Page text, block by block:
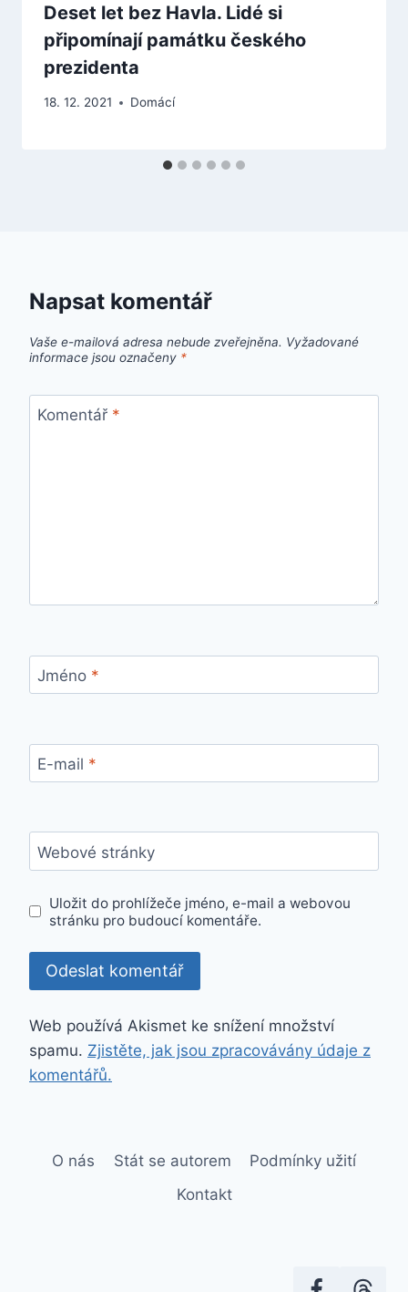
Deset let bez Havla. Lidé si
připomínají památku českého
prezidenta
18. 12. 2021 Domácí
Napsat komentář
Vaše e-mailová adresa nebude zveřejněna. Vyžadované
informace jsou označeny *
Komentář *
Jméno *
E-mail *
Webové stránky
Uložit do prohlížeče jméno, e-mail a webovou
stránku pro budoucí komentáře.
Web používá Akismet ke snížení množství
spamu. Zjistěte, jak jsou zpracovávány údaje z
komentářů.
O nás Stát se autorem
Podmínky užití
Kontakt